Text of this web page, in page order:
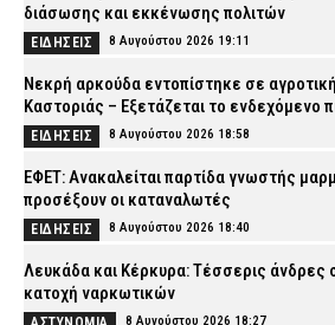
διάσωσης και εκκένωσης πολιτών
ΕΙΔΗΣΕΙΣ 8 Αυγούστου 2026 19:11
Νεκρή αρκούδα εντοπίστηκε σε
Καστοριάς – Εξετάζεται το ενδεχόμενο
ΕΙΔΗΣΕΙΣ 8 Αυγούστου 2026 18:58
ΕΦΕΤ: Ανακαλείται παρτίδα γνωστής
προσέξουν οι καταναλωτές
ΕΙΔΗΣΕΙΣ 8 Αυγούστου 2026 18:40
Λευκάδα και Κέρκυρα: Τέσσερις άνδρες
κατοχή ναρκωτικών
8 Αυγούστου 2026 18:27